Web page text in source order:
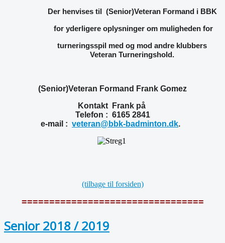
Der henvises til (Senior)Veteran Formand i BBK
for yderligere oplysningerom muligheden for
turneringsspil med og mod andre klubbers
Veteran Turneringshold.
(Senior)Veteran Formand Frank Gomez
Kontakt Frank på
Telefon : 6165 2841
e-mail : veteran@bbk-badminton.dk.
(tilbage til forsiden)
=================================
Senior 2018 / 2019